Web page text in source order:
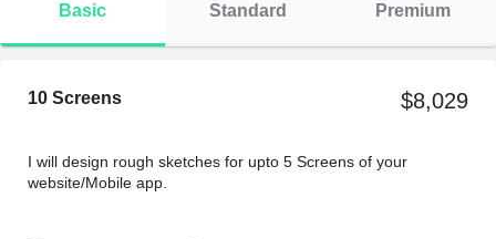
Basic Standard Premium
10 Screens $8,029
I will design rough sketches for upto 5 Screens of your
website/Mobile app.